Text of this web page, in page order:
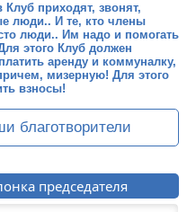
Клуб приходят, звонят,
люди.. И те, кто члены
люди.. Им надо и помогать
этого Клуб должен
аренду и коммуналку,
мизерную! Для этого
взносы!
благотворители
председателя